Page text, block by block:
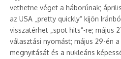
vethetne véget a háborúnak;
az USA „pretty quickly” kijön
visszatérhet „spot hits”-re; május
választási nyomást; május 29-én
megnyitását és a nukleáris